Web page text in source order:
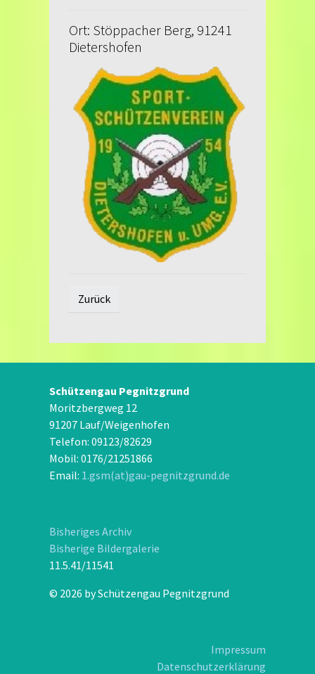
Ort: Stöppacher Berg, 91241
Dietershofen
Zurück
Schützengau Pegnitzgrund
Moritzbergweg 12
91207 Lauf/Weigenhofen
Telefon: 09123/82629
Mobil: 0176/21251866
Email: 1.gsm(at)gau-pegnitzgrund.de
Bisheriges Archiv
Bisherige Bildergalerie
11.5.41/11541
© 2026 by Schützengau Pegnitzgrund
Impressum
Datenschutzerklärung